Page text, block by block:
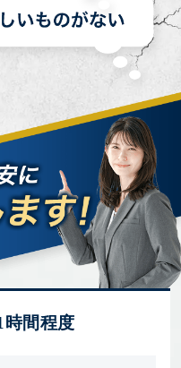
時間程度